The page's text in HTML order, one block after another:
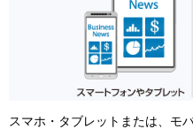
スマホ・タブレットまたは、モ